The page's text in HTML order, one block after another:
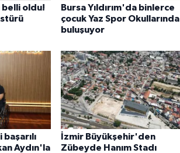
belli oldu!
Bursa Yıldırım'da binlerce
çocuk Yaz Spor Okullarında
buluşuyor
Aydın'la
İzmir Büyükşehir'den
Zübeyde Hanım Stadı